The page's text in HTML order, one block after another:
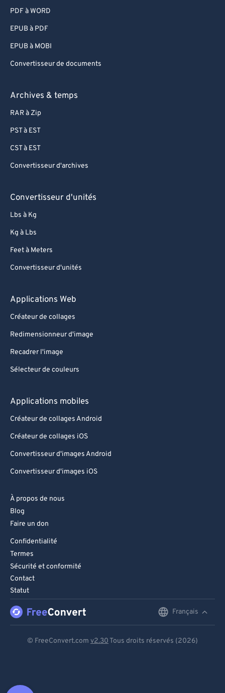
PDF à WORD
EPUB à PDF
EPUB à MOBI
Convertisseur de documents
Archives & temps
RAR à Zip
PST à EST
CST à EST
Convertisseur d'archives
Convertisseur d'unités
Lbs à Kg
Kg à Lbs
Feet à Meters
Convertisseur d'unités
Applications Web
Créateur de collages
Redimensionneur d'image
Recadrer l'image
Sélecteur de couleurs
Applications mobiles
Créateur de collages Android
Créateur de collages iOS
Convertisseur d'images Android
Convertisseur d'images iOS
À propos de nous
Blog
Faire un don
Confidentialité
Termes
Sécurité et conformité
Contact
Statut
Français
© FreeConvert.com v2.30 Tous droits réservés (2026)